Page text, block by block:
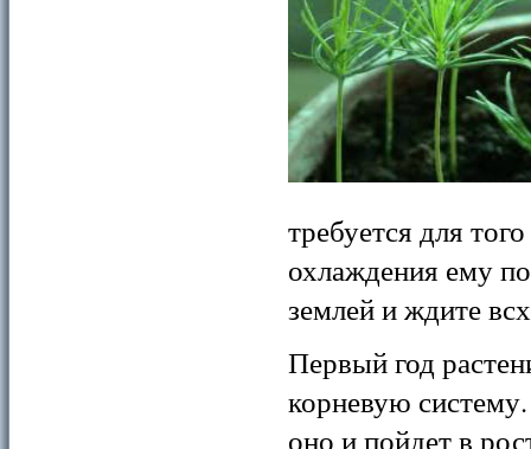
требуется для
охлаждения ему
землей и ждите
Первый год
корневую
оно и пойдет в